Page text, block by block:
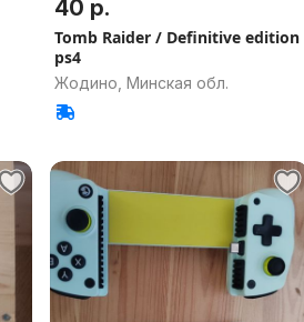
40 р.
Tomb Raider / Definitive edition
ps4
Жодино, Минская обл.